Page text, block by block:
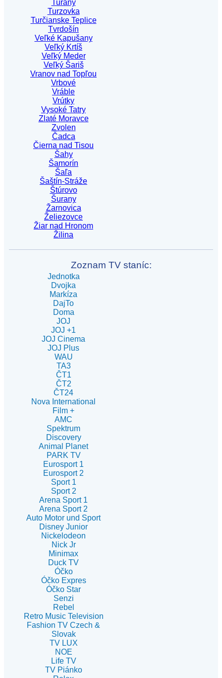
Turany
Turzovka
Turčianske Teplice
Tvrdošín
Veľké Kapušany
Veľký Krtíš
Veľký Meder
Veľký Šariš
Vranov nad Topľou
Vrbové
Vráble
Vrútky
Vysoké Tatry
Zlaté Moravce
Zvolen
Čadca
Čierna nad Tisou
Šahy
Šamorín
Šaľa
Šaštín-Stráže
Štúrovo
Šurany
Žarnovica
Želiezovce
Žiar nad Hronom
Žilina
Zoznam TV staníc:
Jednotka
Dvojka
Markíza
DajTo
Doma
JOJ
JOJ +1
JOJ Cinema
JOJ Plus
WAU
TA3
ČT1
ČT2
ČT24
Nova International
Film +
AMC
Spektrum
Discovery
Animal Planet
PARK TV
Eurosport 1
Eurosport 2
Sport 1
Sport 2
Arena Sport 1
Arena Sport 2
Auto Motor und Sport
Disney Junior
Nickelodeon
Nick Jr
Minimax
Duck TV
Óčko
Óčko Expres
Óčko Star
Senzi
Rebel
Retro Music Television
Fashion TV Czech &
Slovak
TV LUX
NOE
Life TV
TV Piánko